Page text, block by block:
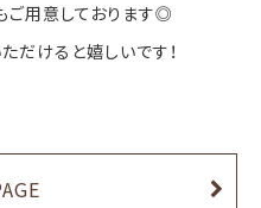
ご用意しております◎
だけると嬉しいです！